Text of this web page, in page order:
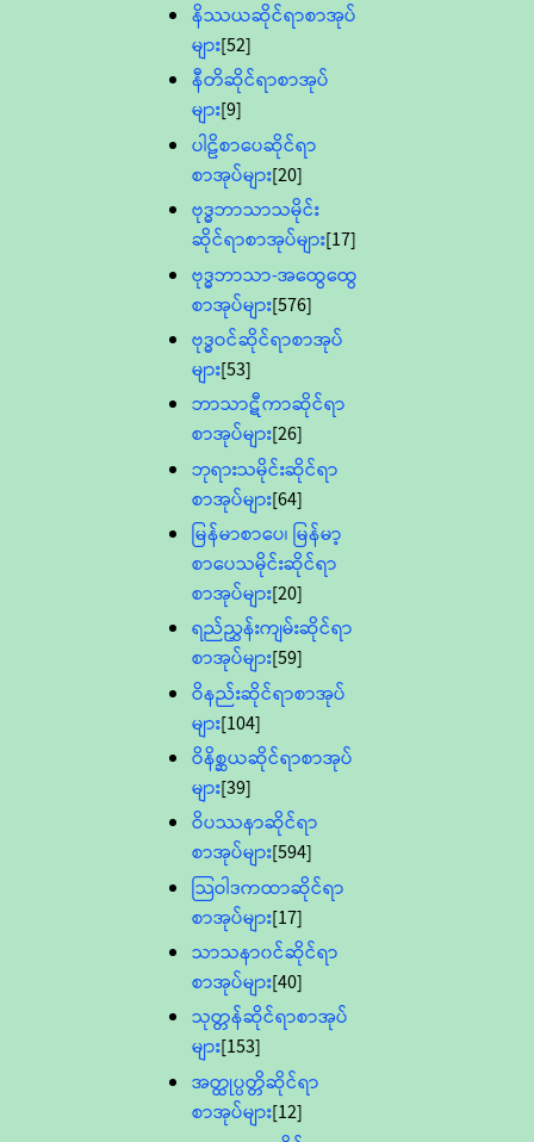
နိဿယဆိုင်ရာစာအုပ်
များ[52]
နီတိဆိုင်ရာစာအုပ်
များ[9]
ပါဠိစာပေဆိုင်ရာ
စာအုပ်များ[20]
ဗုဒ္ဓဘာသာသမိုင်း
ဆိုင်ရာစာအုပ်များ[17]
ဗုဒ္ဓဘာသာ-အထွေထွေ
စာအုပ်များ[576]
ဗုဒ္ဓဝင်ဆိုင်ရာစာအုပ်
များ[53]
ဘာသာဋီကာဆိုင်ရာ
စာအုပ်များ[26]
ဘုရားသမိုင်းဆိုင်ရာ
စာအုပ်များ[64]
မြန်မာစာပေ၊ မြန်မာ့
စာပေသမိုင်းဆိုင်ရာ
စာအုပ်များ[20]
ရည်ညွှန်းကျမ်းဆိုင်ရာ
စာအုပ်များ[59]
ဝိနည်းဆိုင်ရာစာအုပ်
များ[104]
ဝိနိစ္ဆယဆိုင်ရာစာအုပ်
များ[39]
ဝိပဿနာဆိုင်ရာ
စာအုပ်များ[594]
သြဝါဒကထာဆိုင်ရာ
စာအုပ်များ[17]
သာသနာ၀င်ဆိုင်ရာ
စာအုပ်များ[40]
သုတ္တန်ဆိုင်ရာစာအုပ်
များ[153]
အတ္ထုပ္ပတ္တိဆိုင်ရာ
စာအုပ်များ[12]